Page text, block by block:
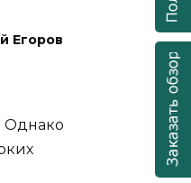
Егоров
Однако